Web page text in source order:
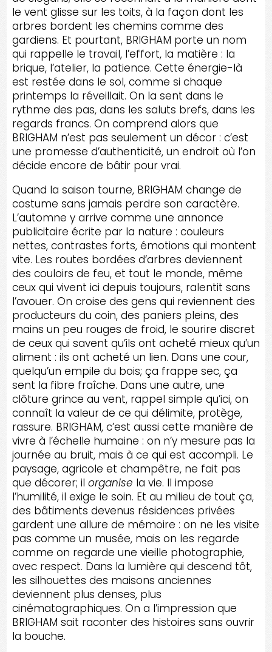
le vent glisse sur les toits, à la façon dont les
arbres bordent les chemins comme des
gardiens. Et pourtant, BRIGHAM porte un nom
qui rappelle le travail, l’effort, la matière : la
brique, l’atelier, la patience. Cette énergie-là
est restée dans le sol, comme si chaque
printemps la réveillait. On la sent dans le
rythme des pas, dans les saluts brefs, dans les
regards francs. On comprend alors que
BRIGHAM n’est pas seulement un décor : c’est
une promesse d’authenticité, un endroit où l’on
décide encore de bâtir pour vrai.
Quand la saison tourne, BRIGHAM change de
costume sans jamais perdre son caractère.
L’automne y arrive comme une annonce
publicitaire écrite par la nature : couleurs
nettes, contrastes forts, émotions qui montent
vite. Les routes bordées d’arbres deviennent
des couloirs de feu, et tout le monde, même
ceux qui vivent ici depuis toujours, ralentit sans
l’avouer. On croise des gens qui reviennent des
producteurs du coin, des paniers pleins, des
mains un peu rouges de froid, le sourire discret
de ceux qui savent qu’ils ont acheté mieux qu’un
aliment : ils ont acheté un lien. Dans une cour,
quelqu’un empile du bois; ça frappe sec, ça
sent la fibre fraîche. Dans une autre, une
clôture grince au vent, rappel simple qu’ici, on
connaît la valeur de ce qui délimite, protège,
rassure. BRIGHAM, c’est aussi cette manière de
vivre à l’échelle humaine : on n’y mesure pas la
journée au bruit, mais à ce qui est accompli. Le
paysage, agricole et champêtre, ne fait pas
que décorer; il organise la vie. Il impose
l’humilité, il exige le soin. Et au milieu de tout ça,
des bâtiments devenus résidences privées
gardent une allure de mémoire : on ne les visite
pas comme un musée, mais on les regarde
comme on regarde une vieille photographie,
avec respect. Dans la lumière qui descend tôt,
les silhouettes des maisons anciennes
deviennent plus denses, plus
cinématographiques. On a l’impression que
BRIGHAM sait raconter des histoires sans ouvrir
la bouche.